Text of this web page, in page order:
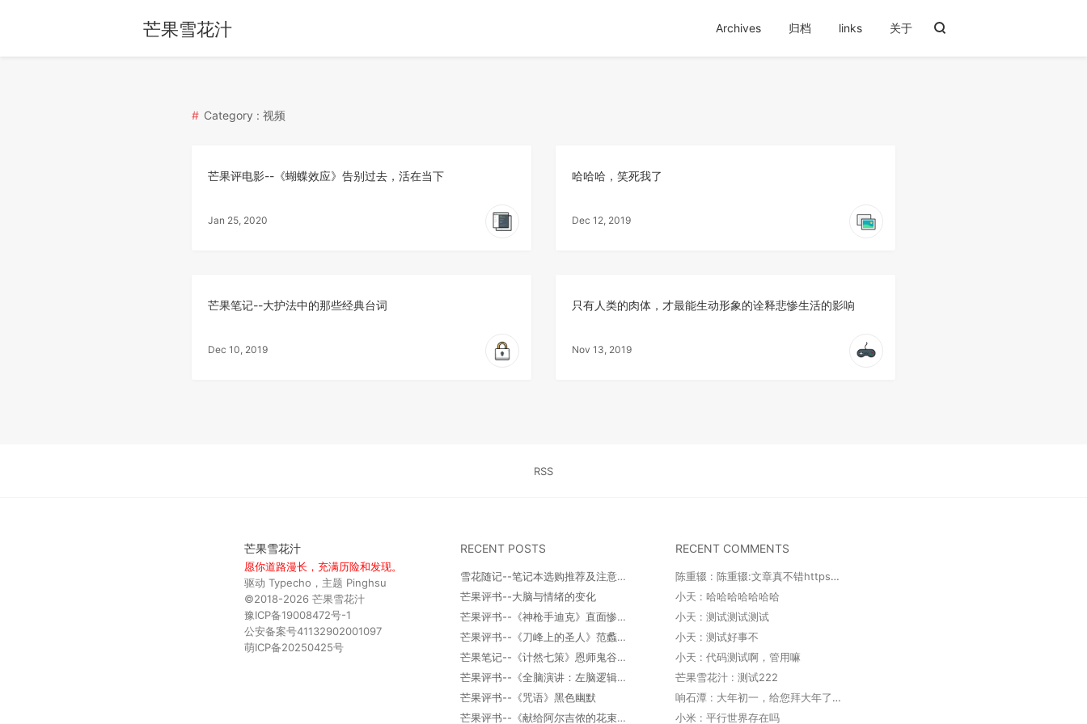
芒果雪花汁 Archives 归档 links 关于
Category : 视频
芒果评电影--《蝴蝶效应》告别过去，活在当下
Jan 25, 2020
哈哈哈，笑死我了
Dec 12, 2019
芒果笔记--大护法中的那些经典台词
Dec 10, 2019
只有人类的肉体，才最能生动形象的诠释悲惨生活的影响
Nov 13, 2019
RSS
芒果雪花汁
愿你道路漫长，充满历险和发现。
驱动 Typecho ，主题 Pinghsu
©2018-2026 芒果雪花汁
豫ICP备19008472号-1
公安备案号41132902001097
萌ICP备20250425号
RECENT POSTS
雪花随记--笔记本选购推荐及注意事项
芒果评书--大脑与情绪的变化
芒果评书--《神枪手迪克》直面惨淡的人生
芒果评书--《刀峰上的圣人》范蠡一个被封神的男人
芒果笔记--《计然七策》恩师鬼谷子所传无字天书之一
芒果评书--《全脑演讲：左脑逻辑右脑情商》
芒果评书--《咒语》黑色幽默
芒果评书--《献给阿尔吉侬的花束》虐心的现实世界
RECENT COMMENTS
陈重辍 : 陈重辍:文章真不错https://www.a...
小天 : 哈哈哈哈哈哈哈
小天 : 测试测试测试
小天 : 测试好事不
小天 : 代码测试啊，管用嘛
芒果雪花汁 : 测试222
响石潭 : 大年初一，给您拜大年了，做好防护措施，健健康...
小米 : 平行世界存在吗